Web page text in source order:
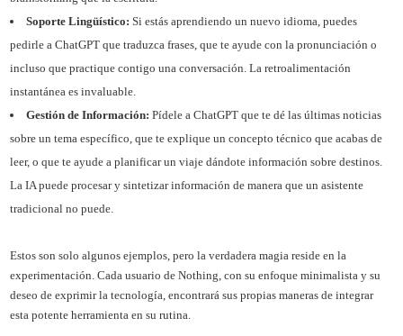
Soporte Lingüístico: Si estás aprendiendo un nuevo idioma, puedes
pedirle a ChatGPT que traduzca frases, que te ayude con la pronunciación o
incluso que practique contigo una conversación. La retroalimentación
instantánea es invaluable.
Gestión de Información: Pídele a ChatGPT que te dé las últimas noticias
sobre un tema específico, que te explique un concepto técnico que acabas de
leer, o que te ayude a planificar un viaje dándote información sobre destinos.
La IA puede procesar y sintetizar información de manera que un asistente
tradicional no puede.
Estos son solo algunos ejemplos, pero la verdadera magia reside en la
experimentación. Cada usuario de Nothing, con su enfoque minimalista y su
deseo de exprimir la tecnología, encontrará sus propias maneras de integrar
esta potente herramienta en su rutina.